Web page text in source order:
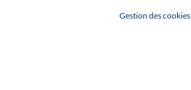
Gestion des cookies